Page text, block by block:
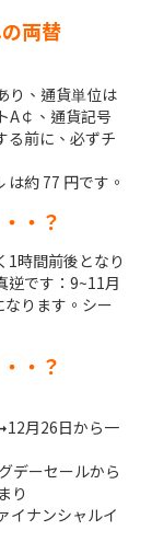
両替
り、通貨単位は
A￠、通貨記号
る前に、必ずチ
約 77 円です。
・？
1時間前後となり
逆です：9~11月
ります。シー
・？
月26日から一
デーセールから
り
イナンシャルイ